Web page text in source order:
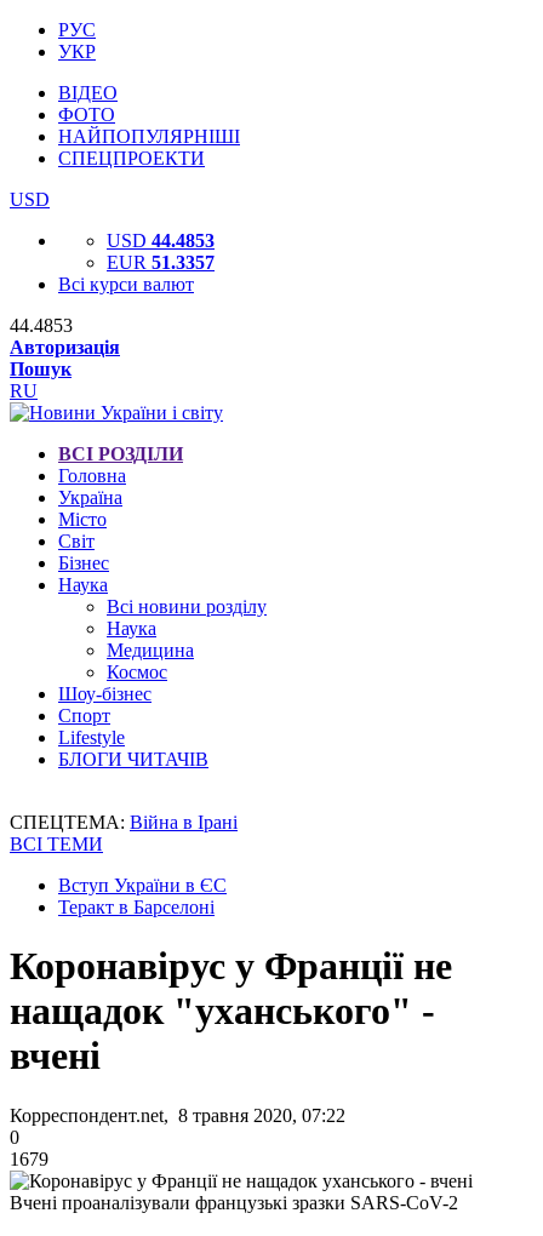
РУС
УКР
ВІДЕО
ФОТО
НАЙПОПУЛЯРНІШІ
СПЕЦПРОЕКТИ
USD
USD 44.4853
EUR 51.3357
Всі курси валют
44.4853
Авторизація
Пошук
RU
ВСІ РОЗДІЛИ
Головна
Україна
Місто
Світ
Бізнес
Наука
Всі новини розділу
Наука
Медицина
Космос
Шоу-бізнес
Спорт
Lifestyle
БЛОГИ ЧИТАЧІВ
СПЕЦТЕМА: Війна в Ірані
ВСІ ТЕМИ
Вступ України в ЄС
Теракт в Барселоні
Коронавірус у Франції не
нащадок "уханського" -
вчені
Корреспондент.net, 8 травня 2020, 07:22
0
1679
Вчені проаналізували французькі зразки SARS-CoV-2